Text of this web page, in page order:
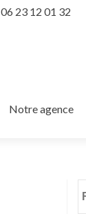
06 23 12 01 32
Notre agence